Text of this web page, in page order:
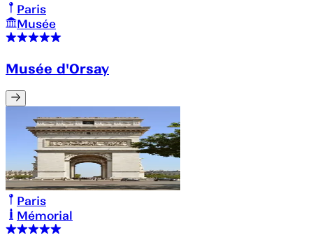
Paris
Musée
Musée d'Orsay
Paris
Mémorial